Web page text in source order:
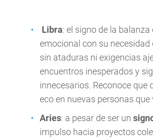
Libra: el signo de la
emocional con su necesidad
sin ataduras ni exigencias
encuentros inesperados y
innecesarios. Reconoce
eco en nuevas personas
Aries: a pesar de ser un
impulso hacia proyectos